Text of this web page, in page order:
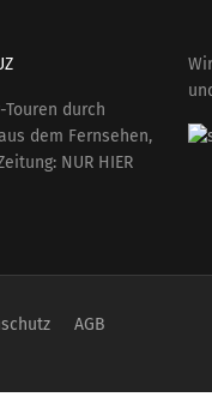
Touren durch
dem Fernsehen,
NUR HIER
AGB